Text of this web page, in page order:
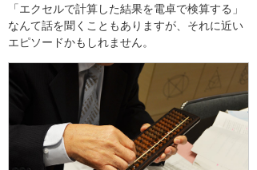
「エクセルで計算した結果を電卓で検算する」
なんて話を聞くこともありますが、それに近い
エピソードかもしれません。